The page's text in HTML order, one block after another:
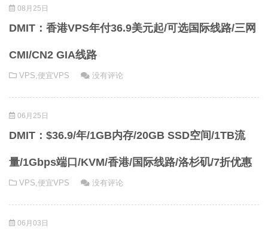
08月25日
DMIT：香港VPS年付36.9美元起/可选国际线路/三网
CMI/CN2 GIA线路
VPS,便宜VPS 没有评论
06月25日
DMIT：$36.9/年/1GB内存/20GB SSD空间/1TB流
量/1Gbps端口/KVM/香港/国际线路/洛杉矶/7折优惠
VPS,便宜VPS 没有评论
06月03日